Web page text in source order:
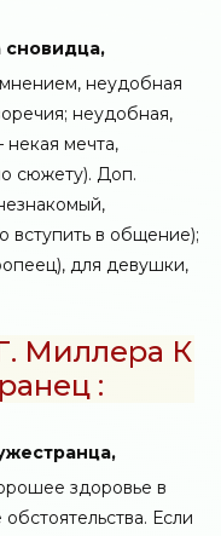
сновидца,
неудобная
неудобная,
некая мечта,
сюжету). Доп.
вступить в общение);
для девушки,
Миллера К
:
здоровье в
Если